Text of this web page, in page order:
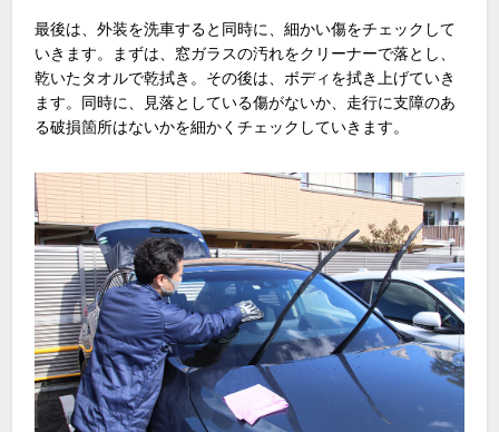
最後は、外装を洗車すると同時に、細かい傷をチェックして
いきます。まずは、窓ガラスの汚れをクリーナーで落とし、
乾いたタオルで乾拭き。その後は、ボディを拭き上げていき
ます。同時に、見落としている傷がないか、走行に支障のあ
る破損箇所はないかを細かくチェックしていきます。